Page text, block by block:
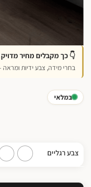
👇 כך מקבלים מחיר
בחרי מידה, צבע ידיות
במלאי
צבע רגליים